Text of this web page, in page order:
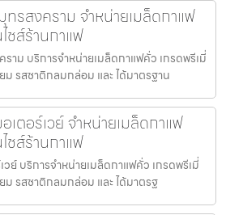
รสงคราม จำหน่ายเมล็ดกาแฟ
ส์ร้านกาแฟ
ม บริการจำหน่ายเมล็ดกาแฟคั่ว เกรดพรีเมี่
รสชาติกลมกล่อม และ ได้มาตรฐาน
เตอร์เวย์ จำหน่ายเมล็ดกาแฟ
ส์ร้านกาแฟ
วย์ บริการจำหน่ายเมล็ดกาแฟคั่ว เกรดพรีเมี่
รสชาติกลมกล่อม และ ได้มาตรฐ